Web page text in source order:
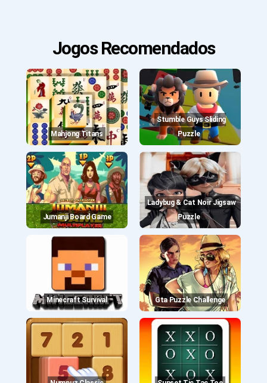
Jogos Recomendados
Mahjong Titans
Stumble Guys Sliding
Puzzle
Jumanji Board Game
Ladybug & Cat Noir Jigsaw
Puzzle
Minecraft Survival Gta Puzzle Challenge